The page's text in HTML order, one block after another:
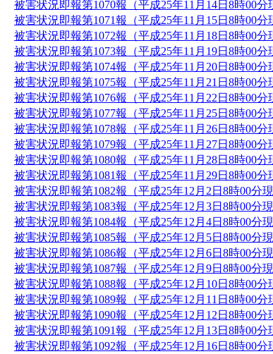
被害状況即報第1070報（平成25年11月14日8時00
被害状況即報第1071報（平成25年11月15日8時00
被害状況即報第1072報（平成25年11月18日8時00
被害状況即報第1073報（平成25年11月19日8時00
被害状況即報第1074報（平成25年11月20日8時00
被害状況即報第1075報（平成25年11月21日8時00
被害状況即報第1076報（平成25年11月22日8時00
被害状況即報第1077報（平成25年11月25日8時00
被害状況即報第1078報（平成25年11月26日8時00
被害状況即報第1079報（平成25年11月27日8時00
被害状況即報第1080報（平成25年11月28日8時00
被害状況即報第1081報（平成25年11月29日8時00
被害状況即報第1082報（平成25年12月2日8時00分
被害状況即報第1083報（平成25年12月3日8時00分
被害状況即報第1084報（平成25年12月4日8時00分
被害状況即報第1085報（平成25年12月5日8時00分
被害状況即報第1086報（平成25年12月6日8時00分
被害状況即報第1087報（平成25年12月9日8時00分
被害状況即報第1088報（平成25年12月10日8時00
被害状況即報第1089報（平成25年12月11日8時00
被害状況即報第1090報（平成25年12月12日8時00
被害状況即報第1091報（平成25年12月13日8時00
被害状況即報第1092報（平成25年12月16日8時00